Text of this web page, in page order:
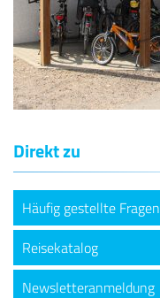
Direkt zu
Häufig gestellte Fragen
Reisekatalog
Newsletteranmeldung